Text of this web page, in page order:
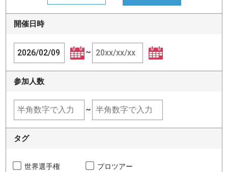
開催日時
~
参加人数
~
タグ
世界選手権 プロツアー